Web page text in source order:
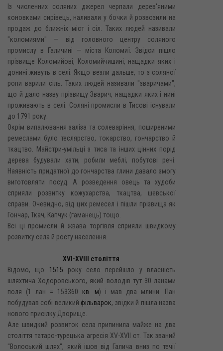
Із численних соляних джерел черпали дерев'яними
коновками сирівець, наливали у бочки й розвозили на
продаж до ближніх міст і сіл. Таких людей називали
"коломиями" — від головного центру соляного
промислу в Галичині — міста Коломиї. Звідси пішло
прізвище Коломийові, Коломийчишині, нащадки яких і
донині живуть в селі. Якщо везли дальше, то з соляної
ропи варили сіль. Таких людей називали "зваричами",
що й дало назву прізвищу Зварич, нащадки яких і нині
проживають в селі. Соляні промисли в Тисові існували
до 1791 року.
Окрім випалювання заліза та солеваріння, поширеними
ремеслами було теслярство, токарство, гончарство й
ткацтво. Майстри-умільці з тиса та інших цінних порід
дерева будували хати, робили меблі, побутові речі.
Наявність придатної до гончарства глини давало змогу
виготовляти посуд. А розведення овець та худоби
сприяли розвитку кожухарства, ткацтва, шевської
справи. Очевидно, від цих ремесел і пішли прізвища як
Гончар, Ткач, Капчук (гаманець) тощо.
Всі ці промисли й жвава торгівля сприяли швидкому
розвитку села й росту населення.
XVI-XVIII століття
Відомо, що 1515 року село перейшло у власність
шляхтича Ходоровського, який володів тут 30 ланами
поля (1 лан = 153360 кв. м) і мав два млини. Пан
побудував собі великий фільварок, звідки й пішла назва
нового присілку Дворище.
Але швидкий розвиток села припинила майже на два
століття татаро-турецька агресія XV-XVII ст. Так званий
"Волоський шлях", який ішов від Галича вниз по течії